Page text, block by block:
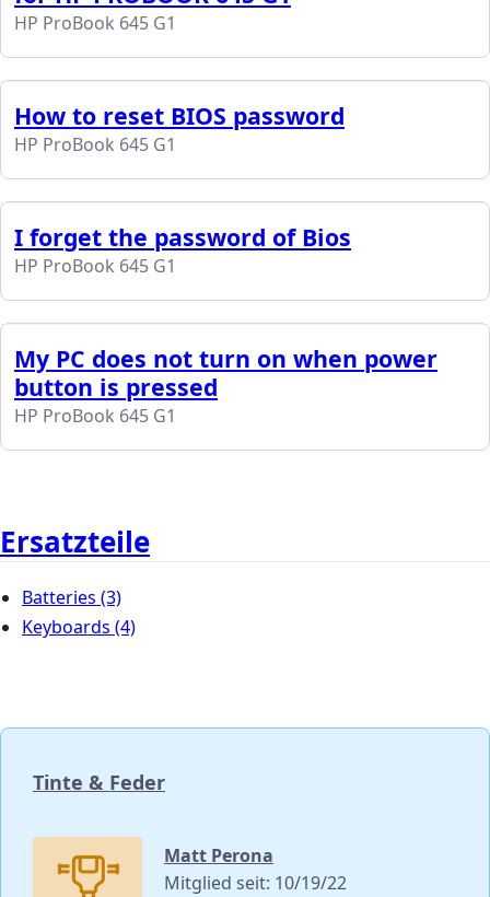
HP ProBook 645 G1
How to reset BIOS password
HP ProBook 645 G1
I forget the password of Bios
HP ProBook 645 G1
My PC does not turn on when power
button is pressed
HP ProBook 645 G1
Ersatzteile
Batteries (3)
Keyboards (4)
Tinte & Feder
Matt Perona
Mitglied seit: 10/19/22